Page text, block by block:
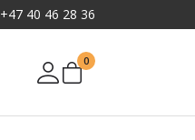
+47 40 46 28 36
Mine sider
0